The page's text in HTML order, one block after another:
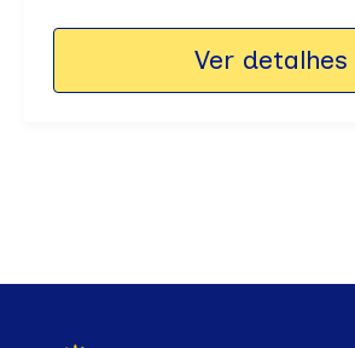
Ver detalhes